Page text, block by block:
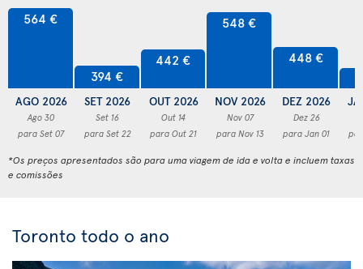
564 €
AGO 2026
Ago 30
para Set 07
394 €
SET 2026
Set 16
para Set 22
442 €
OUT 2026
Out 14
para Out 21
548 €
NOV 2026
Nov 07
para Nov 13
448 €
DEZ 2026
Dez 26
para Jan 01
*Os preços apresentados são para uma viagem de ida e volta e incluem taxas
e comissões
Toronto todo o ano